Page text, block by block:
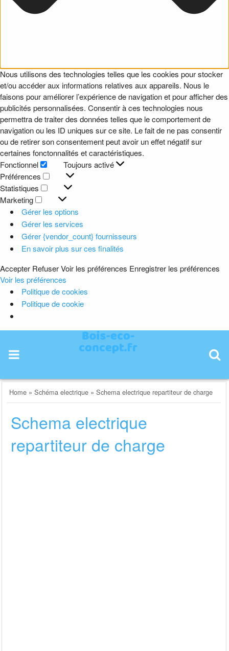
Nous utilisons des technologies telles que les cookies pour stocker
et/ou accéder aux informations relatives aux appareils. Nous le
faisons pour améliorer l’expérience de navigation et pour afficher des
publicités personnalisées. Consentir à ces technologies nous
permettra de traiter des données telles que le comportement de
navigation ou les ID uniques sur ce site. Le fait de ne pas consentir
ou de retirer son consentement peut avoir un effet négatif sur
certaines fonctonnalités et caractéristiques.
Fonctionnel
Fonctionnel
Toujours activé
Préférences
Préférences
Statistiques
Statistiques
Marketing
Marketing
Gérer les options
Gérer les services
Gérer {vendor_count} fournisseurs
En savoir plus sur ces finalités
Accepter RefuserVoir les préférences Enregistrer les préférences
Voir les préférences
Politique de cookies
Politique de cookie
content
Home »Schéma electrique »Schema electrique repartiteur de charge
Schema electrique
repartiteur de charge